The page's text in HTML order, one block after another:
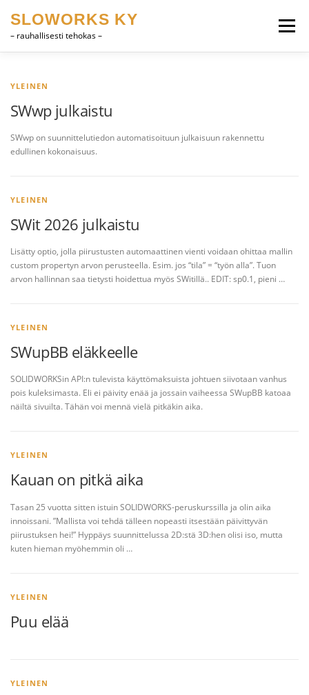
sisältöön
SLOWORKS KY
– rauhallisesti tehokas –
Valikko
YLEINEN
SWwp julkaistu
SWwp on suunnittelutiedon automatisoituun julkaisuun rakennettu
edullinen kokonaisuus.
YLEINEN
SWit 2026 julkaistu
Lisätty optio, jolla piirustusten automaattinen vienti voidaan ohittaa mallin
custom propertyn arvon perusteella. Esim. jos “tila” = “työn alla”. Tuon
arvon hallinnan saa tietysti hoidettua myös SWitillä.. EDIT: sp0.1, pieni …
YLEINEN
SWupBB eläkkeelle
SOLIDWORKSin API:n tulevista käyttömaksuista johtuen siivotaan vanhus
pois kuleksimasta. Eli ei päivity enää ja jossain vaiheessa SWupBB katoaa
näiltä sivuilta. Tähän voi mennä vielä pitkäkin aika.
YLEINEN
Kauan on pitkä aika
Tasan 25 vuotta sitten istuin SOLIDWORKS-peruskurssilla ja olin aika
innoissani. ”Mallista voi tehdä tälleen nopeasti itsestään päivittyvän
piirustuksen hei!” Hyppäys suunnittelussa 2D:stä 3D:hen olisi iso, mutta
kuten hieman myöhemmin oli …
YLEINEN
Puu elää
YLEINEN